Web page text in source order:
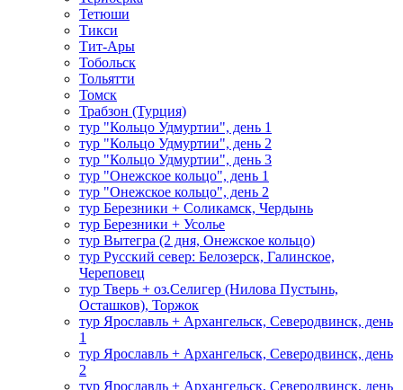
Тетюши
Тикси
Тит-Ары
Тобольск
Тольятти
Томск
Трабзон (Турция)
тур "Кольцо Удмуртии", день 1
тур "Кольцо Удмуртии", день 2
тур "Кольцо Удмуртии", день 3
тур "Онежское кольцо", день 1
тур "Онежское кольцо", день 2
тур Березники + Соликамск, Чердынь
тур Березники + Усолье
тур Вытегра (2 дня, Онежское кольцо)
тур Русский север: Белозерск, Галинское,
Череповец
тур Тверь + оз.Селигер (Нилова Пустынь,
Осташков), Торжок
тур Ярославль + Архангельск, Северодвинск, день
1
тур Ярославль + Архангельск, Северодвинск, день
2
тур Ярославль + Архангельск, Северодвинск, день